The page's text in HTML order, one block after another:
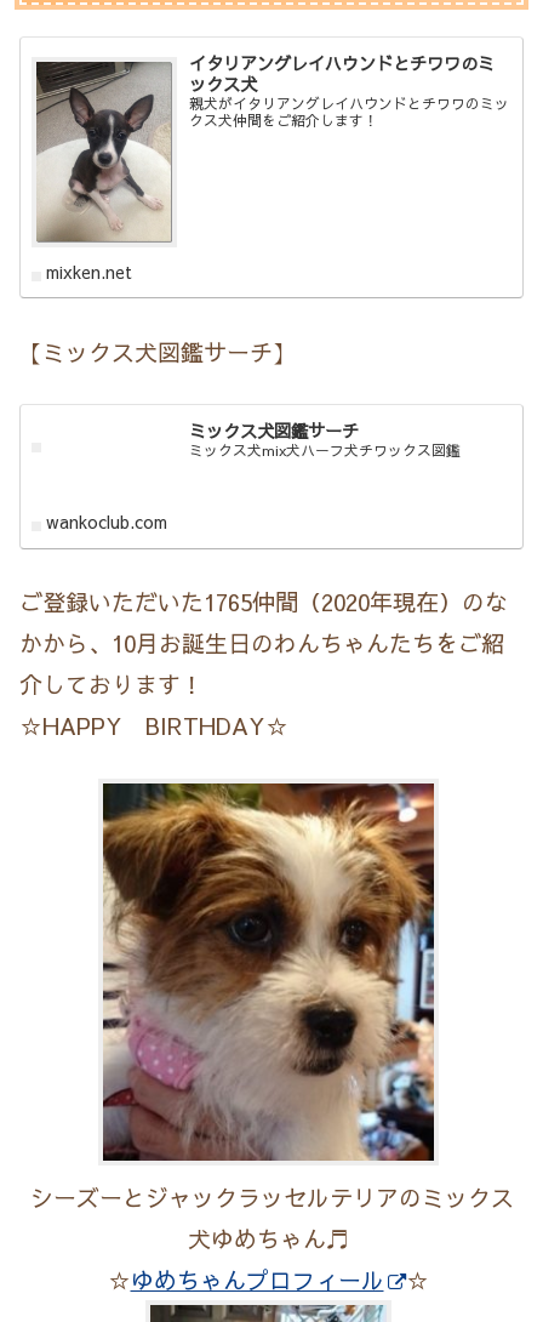
イタリアングレイハウンドとチワワのミ
ックス犬
親犬がイタリアングレイハウンドとチワワのミッ
クス犬仲間をご紹介します！
mixken.net
【ミックス犬図鑑サーチ】
ミックス犬図鑑サーチ
ミックス犬mix犬ハーフ犬チワックス図鑑
wankoclub.com
ご登録いただいた1765仲間（2020年現在）のな
かから、10月お誕生日のわんちゃんたちをご紹
介しております！
☆HAPPY BIRTHDAY☆
シーズーとジャックラッセルテリアのミックス
犬ゆめちゃん♬
☆ゆめちゃんプロフィール ☆